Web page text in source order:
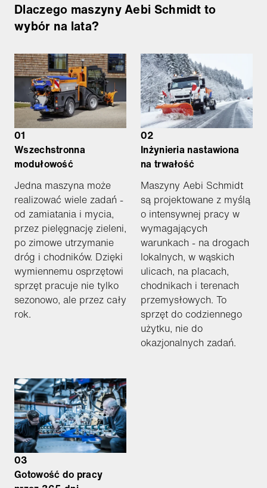
Dlaczego maszyny Aebi Schmidt to
wybór na lata?
01
Wszechstronna
modułowość
Jedna maszyna może
realizować wiele zadań -
od zamiatania i mycia,
przez pielęgnację zieleni,
po zimowe utrzymanie
dróg i chodników. Dzięki
wymiennemu osprzętowi
sprzęt pracuje nie tylko
sezonowo, ale przez cały
rok.
02
Inżynieria nastawiona
na trwałość
Maszyny Aebi Schmidt
są projektowane z myślą
o intensywnej pracy w
wymagających
warunkach - na drogach
lokalnych, w wąskich
ulicach, na placach,
chodnikach i terenach
przemysłowych. To
sprzęt do codziennego
użytku, nie do
okazjonalnych zadań.
03
Gotowość do pracy